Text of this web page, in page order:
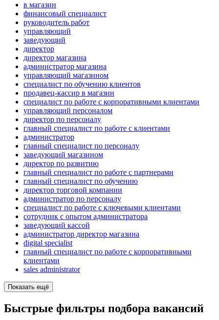
в магазин
финансовый специалист
руководитель работ
управляющий
заведующий
директор
директор магазина
администратор магазина
управляющий магазином
специалист по обучению клиентов
продавец-кассир в магазин
специалист по работе с корпоративными клиентами
управляющий персоналом
директор по персоналу
главный специалист по работе с клиентами
администратор
главный специалист по персоналу
заведующий магазином
директор по развитию
главный специалист по работе с партнерами
главный специалист по обучению
директор торговой компании
администратор по персоналу
специалист по работе с ключевыми клиентами
сотрудник с опытом администратора
заведующий кассой
администратор директор магазина
digital specialist
главный специалист по работе с корпоративными
клиентами
sales administrator
Показать ещё
Быстрые фильтры подбора вакансий